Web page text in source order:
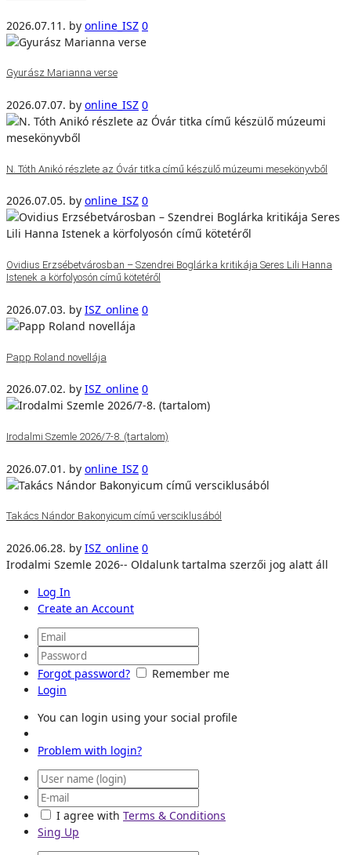
2026.07.11. by online_ISZ 0
Gyurász Marianna verse
2026.07.07. by online_ISZ 0
N. Tóth Anikó részlete az Óvár titka című készülő múzeumi mesekönyvből
2026.07.05. by online_ISZ 0
Ovidius Erzsébetvárosban – Szendrei Boglárka kritikája Seres Lili Hanna
Istenek a körfolyosón című kötetéről
2026.07.03. by ISZ_online 0
Papp Roland novellája
2026.07.02. by ISZ_online 0
Irodalmi Szemle 2026/7-8. (tartalom)
2026.07.01. by online_ISZ 0
Takács Nándor Bakonyicum című versciklusából
2026.06.28. by ISZ_online 0
Irodalmi Szemle 2026-- Oldalunk tartalma szerzői jog alatt áll
Log In
Create an Account
Forgot password?
Remember me
Login
You can login using your social profile
Problem with login?
I agree with Terms & Conditions
Sing Up